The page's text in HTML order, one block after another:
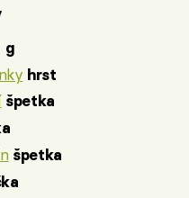
g
hrst
špetka
špetka